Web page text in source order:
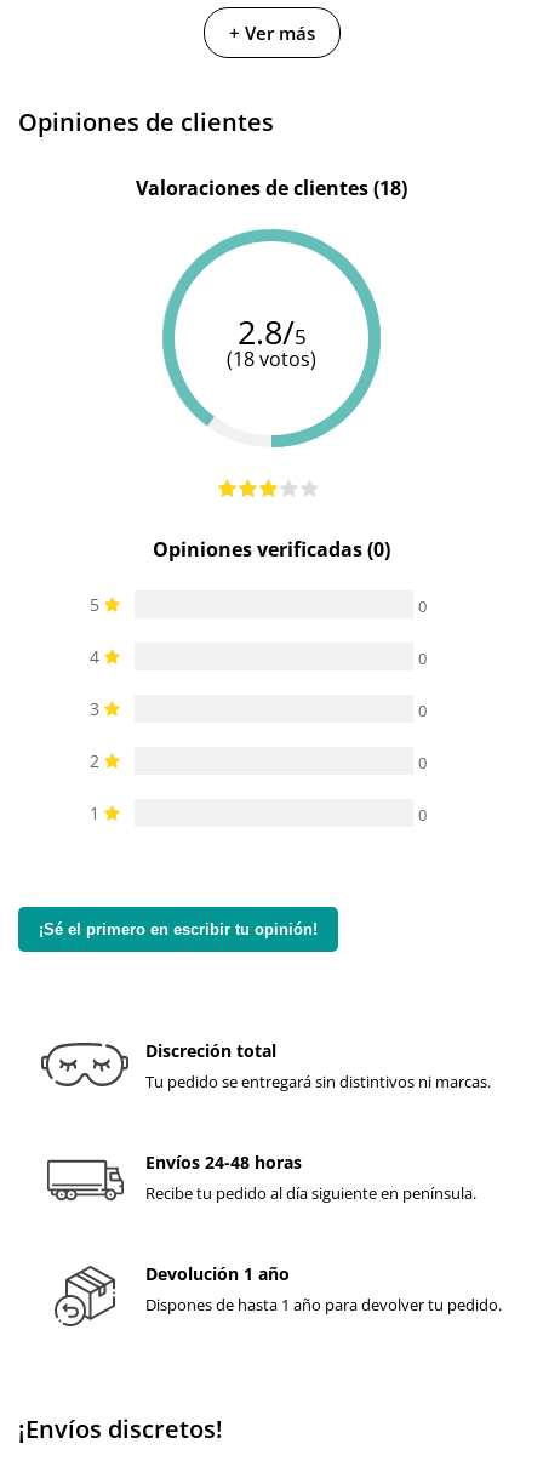
+ Ver más
Opiniones de clientes
Valoraciones de clientes (18)
2.8/5
(18 votos)
Opiniones verificadas (0)
5 0
4 0
3 0
2 0
1 0
¡Sé el primero en escribir tu opinión!
Discreción total
Tu pedido se entregará sin distintivos ni marcas.
Envíos 24-48 horas
Recibe tu pedido al día siguiente en península.
Devolución 1 año
Dispones de hasta 1 año para devolver tu pedido.
¡Envíos discretos!